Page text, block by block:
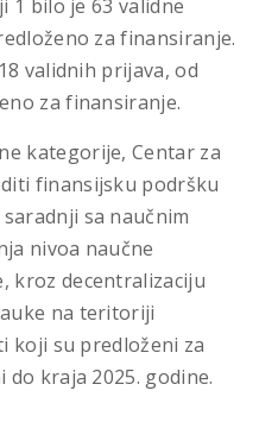
1 bilo je 63 validne
za finansiranje.
validnih prijava, od
za finansiranje.
kategorije, Centar za
finansijsku podršku
sa naučnim
nivoa naučne
kroz decentralizaciju
na teritoriji
koji su predloženi za
kraja 2025. godine.